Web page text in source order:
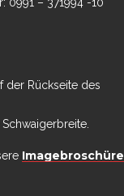
der Rückseite des
Imagebroschüre